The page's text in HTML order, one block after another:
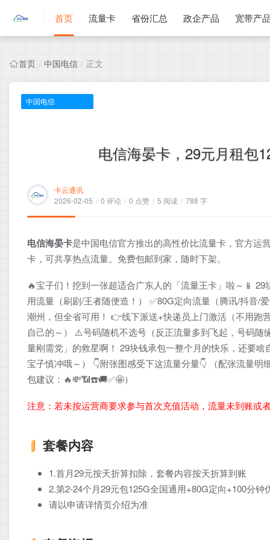
首页 流量卡 省份汇总 政企产品 宽带产
首页 / 中国电信 / 正文
中国电信
电信海晏卡，29元月租包
卡云通讯
2026-02-05 / 0 评论 / 0 点赞 / 5 阅读 / 788 字
电信海晏卡是中国电信官方推出的高性价比流量卡，官方运
卡，可共享热点流量。免费包邮到家，随时下架。
🔥宝子们！挖到一张超适合广东人的「流量王卡」啦～📱
用流量（刷剧/王者随便造！） ✅80G定向流量（腾讯/抖音
潮州，但全省可用！ 👉线下派送+快递员上门激活（不用
自己的～） ⚠️号码随机不选号（反正流量多到飞起，号码随
量刚需党」的救星啊！ 29块钱承包一整个月的快乐，还要
宝子慎冲哦～） 👇附张图感受下这流量分量👇 （配张流量
包建议：🔥💸📶☎️🚚✅🤩）
注意：若未按运营商要求参与首次充值活动，流量未到账或
套餐内容
1.首月29元按天折算扣除，套餐内容按天折算到账
2.第2-24个月29元包125G全国通用+80G定向+100分钟
请以申请详情页介绍为准